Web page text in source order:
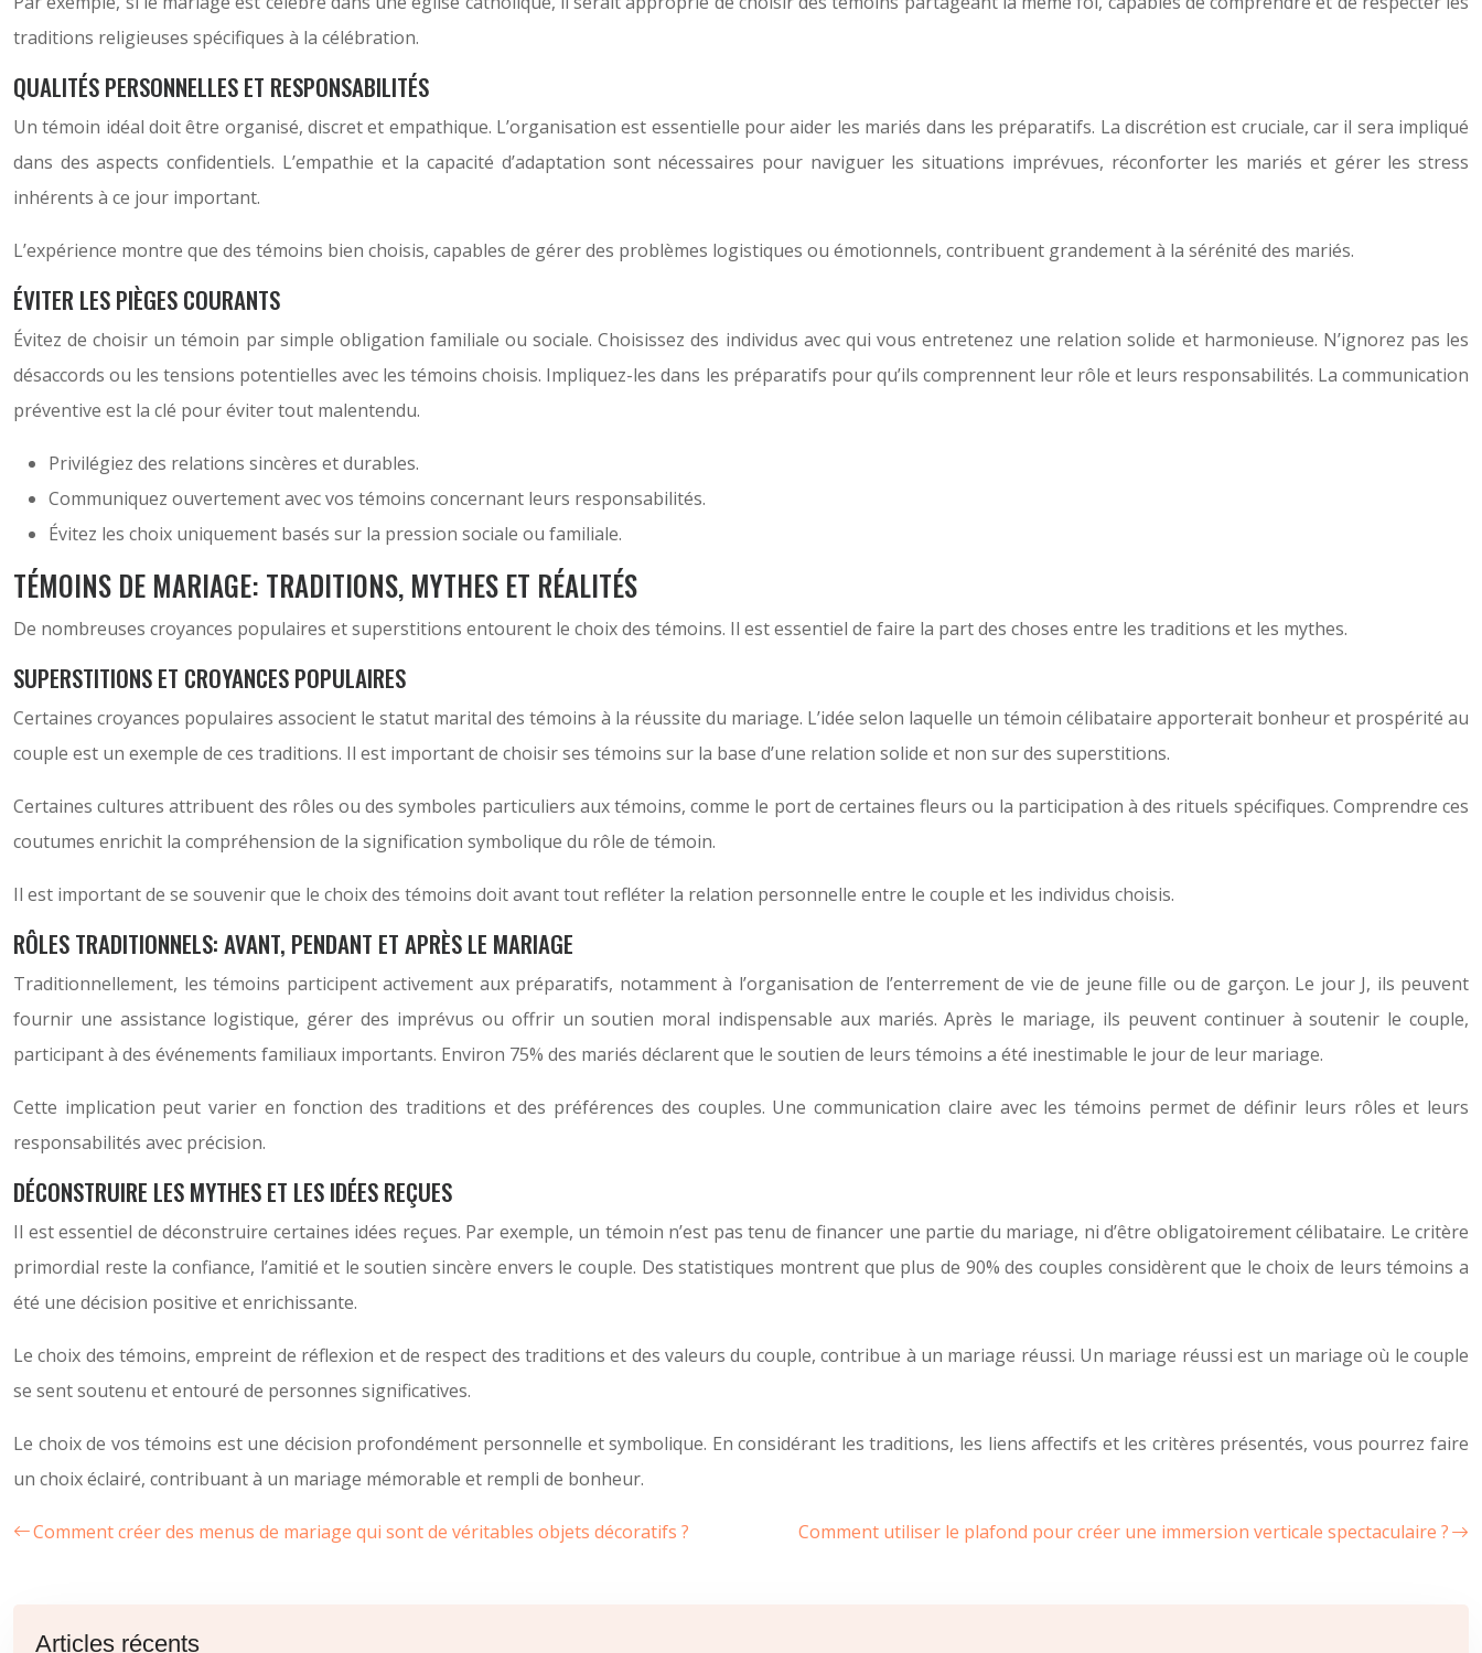
traditions religieuses spécifiques à la célébration.
QUALITÉS PERSONNELLES ET RESPONSABILITÉS
Un témoin idéal doit être organisé, discret et empathique. L’organisation est essentielle pour aider les mariés dans les préparatifs. La discrétion est cruciale, car il sera impliqué
dans des aspects confidentiels. L’empathie et la capacité d’adaptation sont nécessaires pour naviguer les situations imprévues, réconforter les mariés et gérer les stress
inhérents à ce jour important.
L’expérience montre que des témoins bien choisis, capables de gérer des problèmes logistiques ou émotionnels, contribuent grandement à la sérénité des mariés.
ÉVITER LES PIÈGES COURANTS
Évitez de choisir un témoin par simple obligation familiale ou sociale. Choisissez des individus avec qui vous entretenez une relation solide et harmonieuse. N’ignorez pas les
désaccords ou les tensions potentielles avec les témoins choisis. Impliquez-les dans les préparatifs pour qu’ils comprennent leur rôle et leurs responsabilités. La communication
préventive est la clé pour éviter tout malentendu.
Privilégiez des relations sincères et durables.
Communiquez ouvertement avec vos témoins concernant leurs responsabilités.
Évitez les choix uniquement basés sur la pression sociale ou familiale.
TÉMOINS DE MARIAGE: TRADITIONS, MYTHES ET RÉALITÉS
De nombreuses croyances populaires et superstitions entourent le choix des témoins. Il est essentiel de faire la part des choses entre les traditions et les mythes.
SUPERSTITIONS ET CROYANCES POPULAIRES
Certaines croyances populaires associent le statut marital des témoins à la réussite du mariage. L’idée selon laquelle un témoin célibataire apporterait bonheur et prospérité au
couple est un exemple de ces traditions. Il est important de choisir ses témoins sur la base d’une relation solide et non sur des superstitions.
Certaines cultures attribuent des rôles ou des symboles particuliers aux témoins, comme le port de certaines fleurs ou la participation à des rituels spécifiques. Comprendre ces
coutumes enrichit la compréhension de la signification symbolique du rôle de témoin.
Il est important de se souvenir que le choix des témoins doit avant tout refléter la relation personnelle entre le couple et les individus choisis.
RÔLES TRADITIONNELS: AVANT, PENDANT ET APRÈS LE MARIAGE
Traditionnellement, les témoins participent activement aux préparatifs, notamment à l’organisation de l’enterrement de vie de jeune fille ou de garçon. Le jour J, ils peuvent
fournir une assistance logistique, gérer des imprévus ou offrir un soutien moral indispensable aux mariés. Après le mariage, ils peuvent continuer à soutenir le couple,
participant à des événements familiaux importants. Environ 75% des mariés déclarent que le soutien de leurs témoins a été inestimable le jour de leur mariage.
Cette implication peut varier en fonction des traditions et des préférences des couples. Une communication claire avec les témoins permet de définir leurs rôles et leurs
responsabilités avec précision.
DÉCONSTRUIRE LES MYTHES ET LES IDÉES REÇUES
Il est essentiel de déconstruire certaines idées reçues. Par exemple, un témoin n’est pas tenu de financer une partie du mariage, ni d’être obligatoirement célibataire. Le critère
primordial reste la confiance, l’amitié et le soutien sincère envers le couple. Des statistiques montrent que plus de 90% des couples considèrent que le choix de leurs témoins a
été une décision positive et enrichissante.
Le choix des témoins, empreint de réflexion et de respect des traditions et des valeurs du couple, contribue à un mariage réussi. Un mariage réussi est un mariage où le couple
se sent soutenu et entouré de personnes significatives.
Le choix de vos témoins est une décision profondément personnelle et symbolique. En considérant les traditions, les liens affectifs et les critères présentés, vous pourrez faire
un choix éclairé, contribuant à un mariage mémorable et rempli de bonheur.
Comment créer des menus de mariage qui sont de véritables objets décoratifs ? Comment utiliser le plafond pour créer une immersion verticale spectaculaire ?
Articles récents